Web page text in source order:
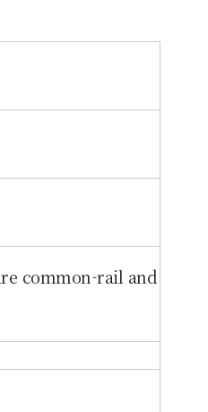
common-rail and